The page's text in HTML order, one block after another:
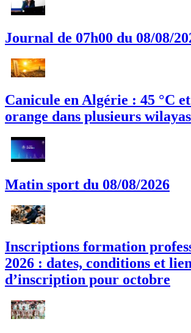
Journal de 07h00 du 08/08/
Canicule en Algérie : 45 °C
orange dans plusieurs wilayas
Matin sport du 08/08/2026
Inscriptions formation
2026 : dates, conditions et
d’inscription pour octobre